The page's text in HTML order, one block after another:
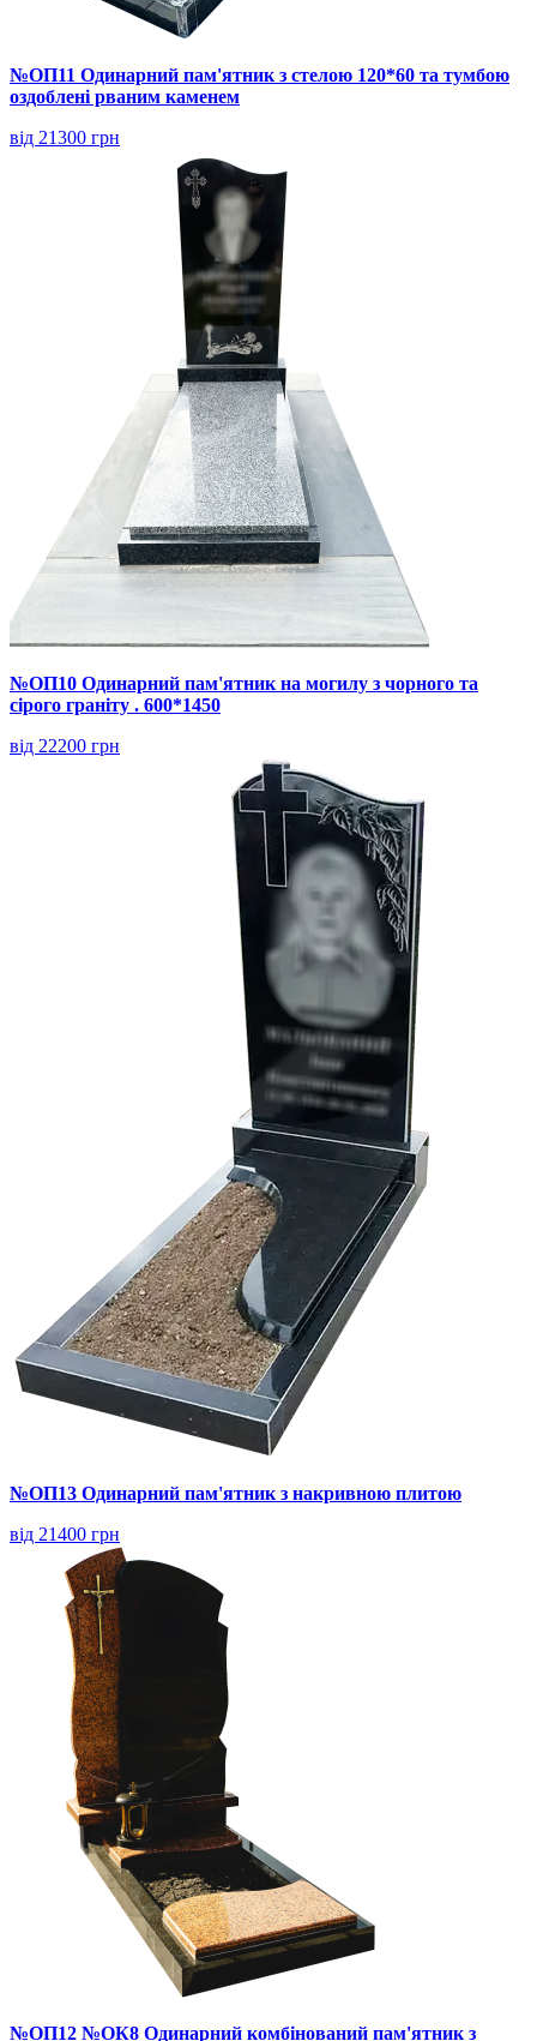
№ОП11 Одинарний пам'ятник з стелою 120*60 та тумбою
оздоблені рваним каменем
від 21300 грн
№ОП10 Одинарний пам'ятник на могилу з чорного та
сірого граніту . 600*1450
від 22200 грн
№ОП13 Одинарний пам'ятник з накривною плитою
від 21400 грн
№ОП12 №ОК8 Одинарний комбінований пам'ятник з